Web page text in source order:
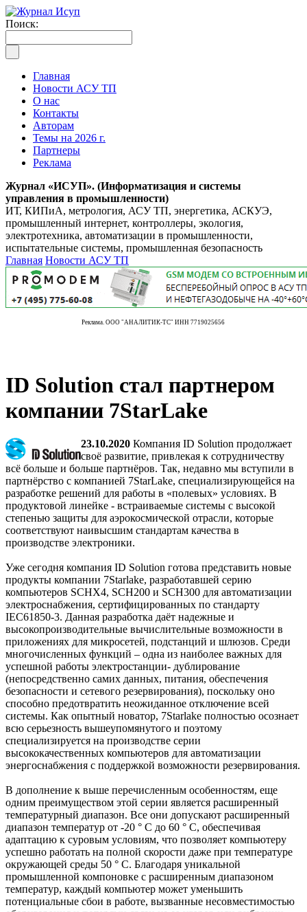
Поиск:
Главная
Новости АСУ ТП
О нас
Контакты
Авторам
Темы на 2026 г.
Партнеры
Реклама
Журнал «ИСУП». (Информатизация и системы
управления в промышленности)
ИТ, КИПиА, метрология, АСУ ТП, энергетика, АСКУЭ,
промышленный интернет, контроллеры, экология,
электротехника, автоматизации в промышленности,
испытательные системы, промышленная безопасность
Главная Новости АСУ ТП
Реклама. ООО "АНАЛИТИК-ТС" ИНН 7719025656
ID Solution стал партнером
компании 7StarLake
23.10.2020 Компания ID Solution продолжает
своё развитие, привлекая к сотрудничеству
всё больше и больше партнёров. Так, недавно мы вступили в
партнёрство с компанией 7StarLake, специализирующейся на
разработке решений для работы в «полевых» условиях. В
продуктовой линейке - встраиваемые системы с высокой
степенью защиты для аэрокосмической отрасли, которые
соответствуют наивысшим стандартам качества в
производстве электроники.
Уже сегодня компания ID Solution готова представить новые
продукты компании 7Starlake, разработавшей серию
компьютеров SCHX4, SCH200 и SCH300 для автоматизации
электроснабжения, сертифицированных по стандарту
IEC61850-3. Данная разработка даёт надежные и
высокопроизводительные вычислительные возможности в
приложениях для микросетей, подстанций и шлюзов. Среди
многочисленных функций – одна из наиболее важных для
успешной работы электростанции- дублирование
(непосредственно самих данных, питания, обеспечения
безопасности и сетевого резервирования), поскольку оно
способно предотвратить неожиданное отключение всей
системы. Как опытный новатор, 7Starlake полностью осознает
всю серьезность вышеупомянутого и поэтому
специализируется на производстве серии
высококачественных компьютеров для автоматизации
энергоснабжения с поддержкой возможности резервирования.
В дополнение к выше перечисленным особенностям, еще
одним преимуществом этой серии является расширенный
температурный диапазон. Все они допускают расширенный
диапазон температур от -20 ° C до 60 ° C, обеспечивая
адаптацию к суровым условиям, что позволяет компьютеру
успешно работать на полной скорости даже при температуре
окружающей среды 50 ° C. Благодаря уникальной
промышленной компоновке с расширенным диапазоном
температур, каждый компьютер может уменьшить
потенциальные сбои в работе, вызванные несовместимостью